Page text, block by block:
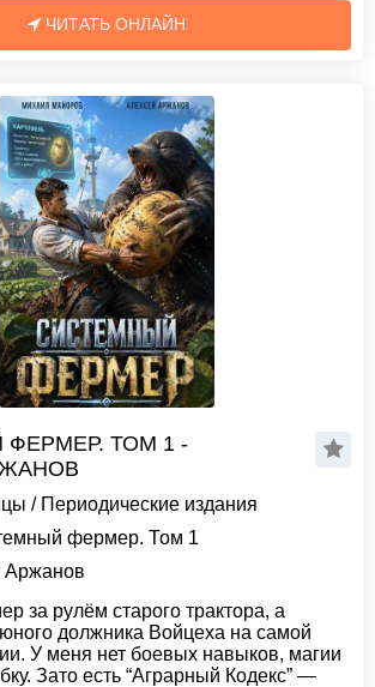
ЧИТАТЬ ОНЛАЙН
ТОМ 1 -
/ Периодические издания
фермер. Том 1
Аржанов
за рулём старого трактора, а
должника Войцеха на самой
У меня нет боевых навыков, магии
Зато есть “Аграрный Кодекс” —